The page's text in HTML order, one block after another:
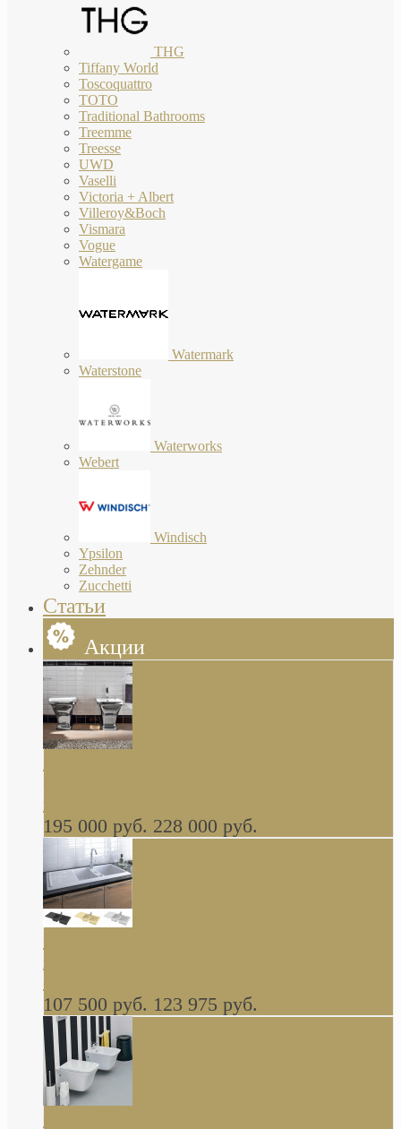
THG
Tiffany World
Toscoquattro
TOTO
Traditional Bathrooms
Treemme
Treesse
UWD
Vaselli
Victoria + Albert
Villeroy&Boch
Vismara
Vogue
Watergame
Watermark
Waterstone
Waterworks
Webert
Windisch
Ypsilon
Zehnder
Zucchetti
Статьи
Акции
Butterfly Scarabeo КОМПЛЕКТ санфаянса
глянцевая платина В НАЛИЧИИ
195 000 руб. 228 000 руб.
керамическая мойка 1160 x 510 мм белая,
серая, черная, бежевая В НАЛИЧИИ
107 500 руб. 123 975 руб.